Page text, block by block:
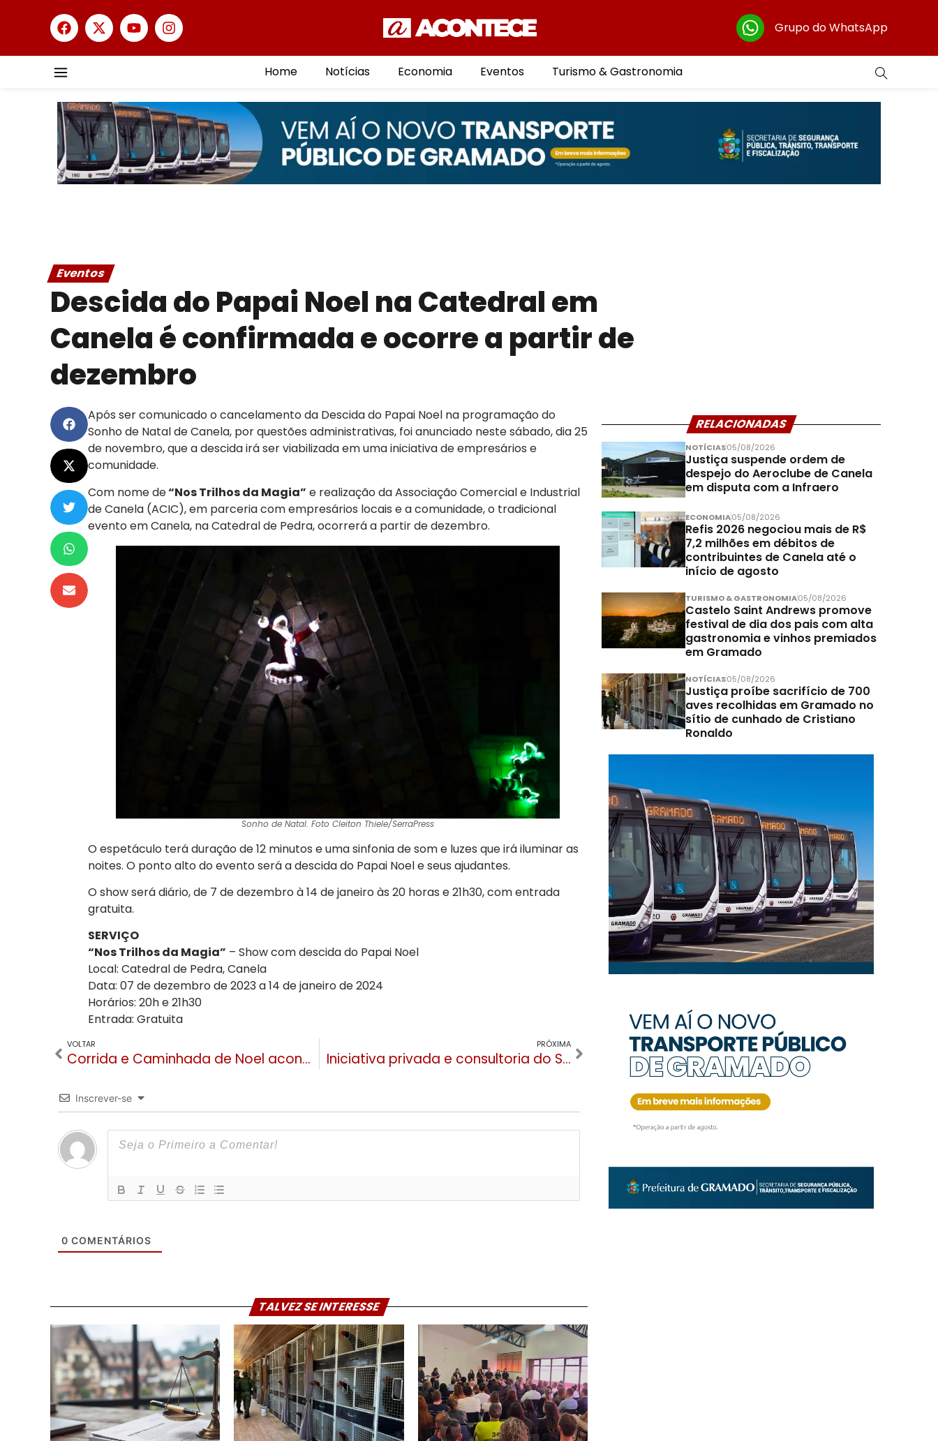
Grupo do WhatsApp
Home Notícias Economia Eventos Turismo & Gastronomia
Eventos
Descida do Papai Noel na Catedral em
Canela é confirmada e ocorre a partir de
dezembro
Após ser comunicado o cancelamento da Descida do Papai Noel na programação do
Sonho de Natal de Canela, por questões administrativas, foi anunciado neste sábado, dia 25
de novembro, que a descida irá ser viabilizada em uma iniciativa de empresários e
comunidade.
Com nome de“Nos Trilhos da Magia” e realização da Associação Comercial e Industrial
de Canela (ACIC), em parceria com empresários locais e a comunidade, o tradicional
evento em Canela, na Catedral de Pedra, ocorrerá a partir de dezembro.
Sonho de Natal. Foto Cleiton Thiele/SerraPress
O espetáculo terá duração de 12 minutos e uma sinfonia de som e luzes que irá iluminar as
noites. O ponto alto do evento será a descida do Papai Noel e seus ajudantes.
O show será diário, de 7 de dezembro à 14 de janeiro às 20 horas e 21h30, com entrada
gratuita.
SERVIÇO
“Nos Trilhos da Magia” – Show com descida do Papai Noel
Local: Catedral de Pedra, Canela
Data: 07 de dezembro de 2023 a 14 de janeiro de 2024
Horários: 20h e 21h30
Entrada: Gratuita
VOLTAR
Corrida e Caminhada de Noel acontece domingo no Natal Luz de Gramado
PRÓXIMA
Iniciativa privada e consultoria do Sírio-Libanês tentam viabilizar hospital em Gramado
Inscrever-se
0 COMENTÁRIOS
TALVEZ SE INTERESSE
RELACIONADAS
NOTÍCIAS05/08/2026
Justiça suspende ordem de
despejo do Aeroclube de Canela
em disputa com a Infraero
ECONOMIA05/08/2026
Refis 2026 negociou mais de R$
7,2 milhões em débitos de
contribuintes de Canela até o
início de agosto
TURISMO & GASTRONOMIA05/08/2026
Castelo Saint Andrews promove
festival de dia dos pais com alta
gastronomia e vinhos premiados
em Gramado
NOTÍCIAS05/08/2026
Justiça proíbe sacrifício de 700
aves recolhidas em Gramado no
sítio de cunhado de Cristiano
Ronaldo